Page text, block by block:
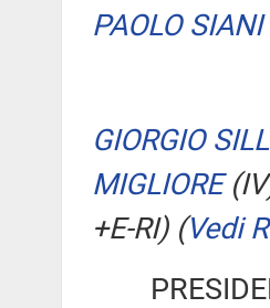
PAOLO SIANI
GIORGIO
MIGLIORE
+E-RI) (Vedi